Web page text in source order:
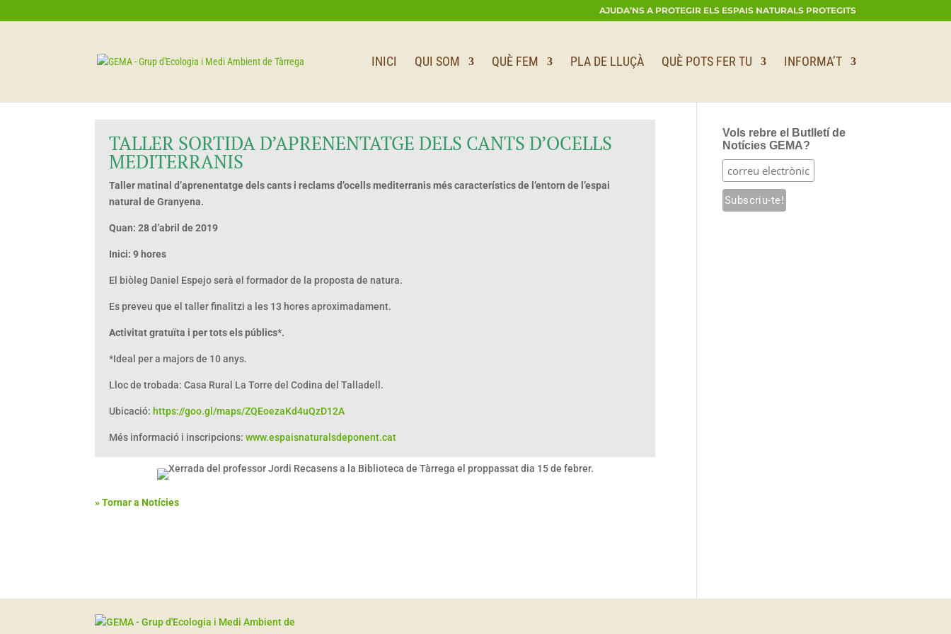
AJUDA’NS A PROTEGIR ELS ESPAIS NATURALS PROTEGITS
INICI QUI SOM QUÈ FEM PLA DE LLUÇÀ QUÈ POTS FER TU INFORMA’T
TALLER SORTIDA D’APRENENTATGE DELS CANTS D’OCELLS
MEDITERRANIS
Taller matinal d’aprenentatge dels cants i reclams d’ocells mediterranis més característics de l’entorn de l’espai
natural de Granyena.
Quan: 28 d’abril de 2019
Inici: 9 hores
El biòleg Daniel Espejo serà el formador de la proposta de natura.
Es preveu que el taller finalitzi a les 13 hores aproximadament.
Activitat gratuïta i per tots els públics*.
*Ideal per a majors de 10 anys.
Lloc de trobada: Casa Rural La Torre del Codina del Talladell.
Ubicació: https://goo.gl/maps/ZQEoezaKd4uQzD12A
Més informació i inscripcions:www.espaisnaturalsdeponent.cat
» Tornar a Notícies
Vols rebre el Butlletí de
Notícies GEMA?